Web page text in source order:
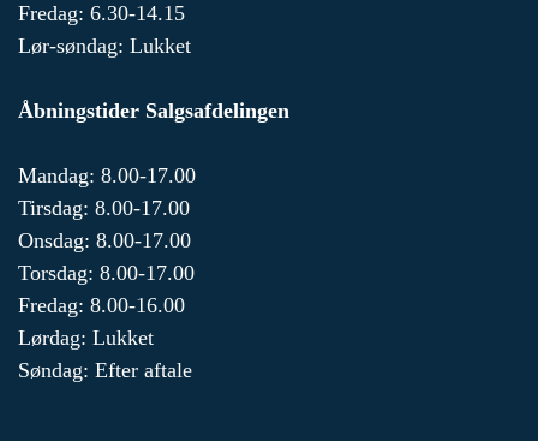
Fredag: 6.30-14.15
Lør-søndag: Lukket
Åbningstider Salgsafdelingen
Mandag: 8.00-17.00
Tirsdag: 8.00-17.00
Onsdag: 8.00-17.00
Torsdag: 8.00-17.00
Fredag: 8.00-16.00
Lørdag: Lukket
Søndag: Efter aftale